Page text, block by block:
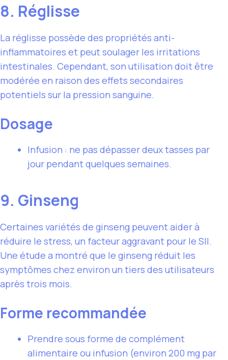
8. Réglisse
La réglisse possède des propriétés anti-
inflammatoires et peut soulager les irritations
intestinales. Cependant, son utilisation doit être
modérée en raison des effets secondaires
potentiels sur la pression sanguine.
Dosage
Infusion : ne pas dépasser deux tasses par
jour pendant quelques semaines.
9. Ginseng
Certaines variétés de ginseng peuvent aider à
réduire le stress, un facteur aggravant pour le SII.
Une étude a montré que le ginseng réduit les
symptômes chez environ un tiers des utilisateurs
après trois mois.
Forme recommandée
Prendre sous forme de complément
alimentaire ou infusion (environ 200 mg par